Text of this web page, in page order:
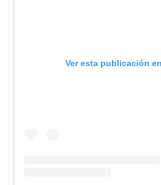
Ver esta publicación